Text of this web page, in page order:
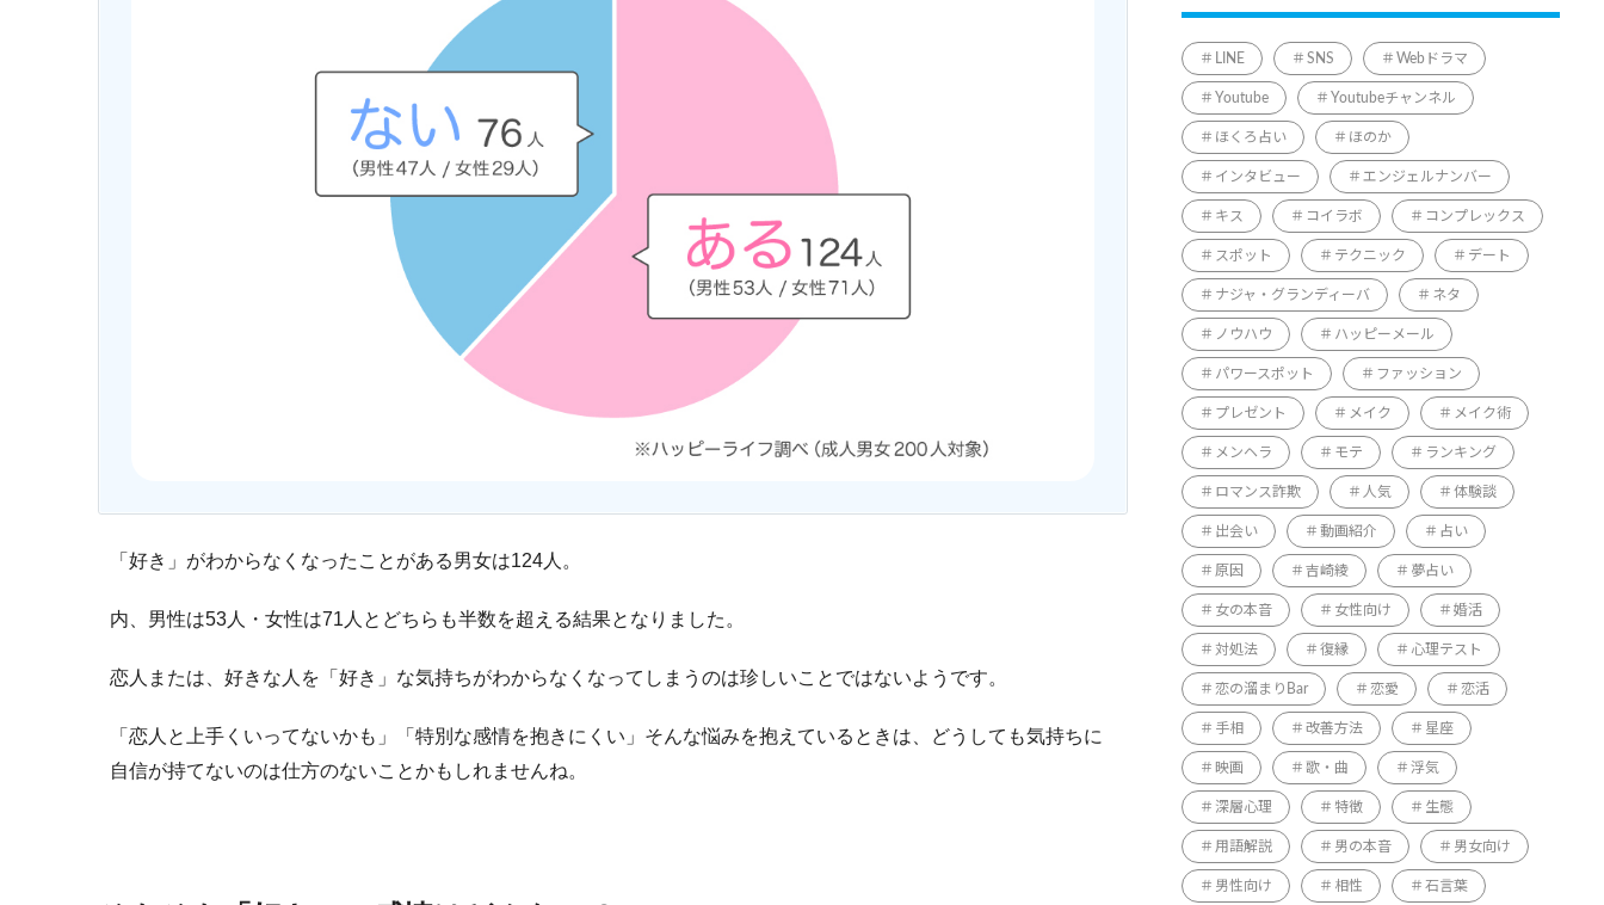
「好き」がわからなくなったことがある男女は124人。
内、男性は53人・女性は71人とどちらも半数を超える結果となりました。
恋人または、好きな人を「好き」な気持ちがわからなくなってしまうのは珍しいことではないようです。
「恋人と上手くいってないかも」「特別な感情を抱きにくい」そんな悩みを抱えているときは、どうしても気持ちに
自信が持てないのは仕方のないことかもしれませんね。
LINE SNS Webドラマ
Youtube Youtubeチャンネル
ほくろ占い ほのか
インタビュー エンジェルナンバー
キス コイラボ コンプレックス
スポット テクニック デート
ナジャ・グランディーバ ネタ
ノウハウ ハッピーメール
パワースポット ファッション
プレゼント メイク メイク術
メンヘラ モテ ランキング
ロマンス詐欺 人気 体験談
出会い 動画紹介 占い
原因 吉崎綾 夢占い
女の本音 女性向け 婚活
対処法 復縁 心理テスト
恋の溜まりBar 恋愛 恋活
手相 改善方法 星座
映画 歌・曲 浮気
深層心理 特徴 生態
用語解説 男の本音 男女向け
男性向け 相性 石言葉